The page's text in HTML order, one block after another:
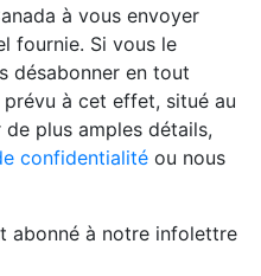
à vous envoyer
fournie. Si vous le
désabonner en tout
à cet effet, situé au
plus amples détails,
confidentialité ou nous
abonné à notre infolettre